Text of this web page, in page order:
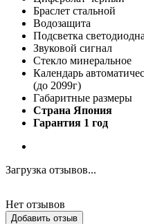
Браслет стальной
Водозащита
Подсветка
Звуковой сигнал
Стекло минеральное
Календарь
(до 2099г)
Габаритные размеры
Страна Япония
Гарантия 1 год
Загрузка отзывов...
Нет отзывов
Добавить отзыв